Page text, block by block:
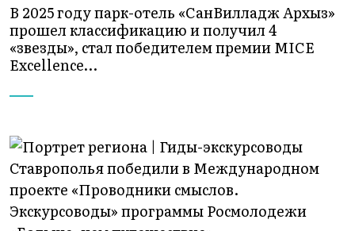
В 2025 году парк-отель «СанВилладж Архыз»
прошел классификацию и получил 4
«звезды», стал победителем премии MICE
Excellence…